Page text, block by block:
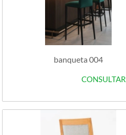
banqueta 004
CONSULTAR